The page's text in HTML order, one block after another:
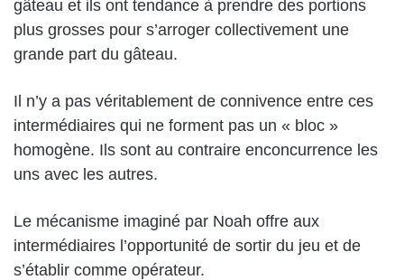
gâteau et ils ont tendance à prendre des portions
plus grosses pour s’arroger collectivement une
grande part du gâteau.
Il n’y a pas véritablement de connivence entre ces
intermédiaires qui ne forment pas un « bloc »
homogène. Ils sont au contraire enconcurrence les
uns avec les autres.
Le mécanisme imaginé par Noah offre aux
intermédiaires l’opportunité de sortir du jeu et de
s’établir comme opérateur.